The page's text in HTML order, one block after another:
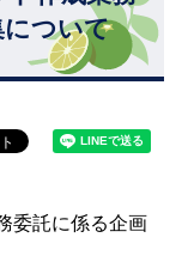
について
委託に係る企画